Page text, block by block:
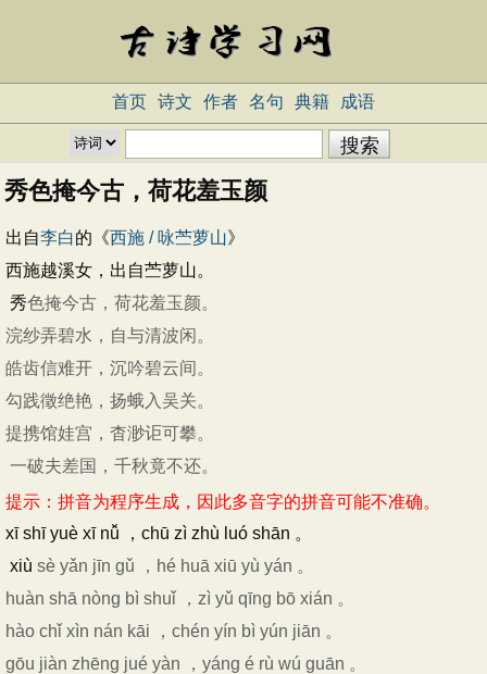
首页 诗文 作者 名句 典籍 成语
秀色掩今古，荷花羞玉颜
出自李白的《西施 / 咏苎萝山》
西施越溪女，出自苎萝山。
秀色掩今古，荷花羞玉颜。
浣纱弄碧水，自与清波闲。
皓齿信难开，沉吟碧云间。
勾践徵绝艳，扬蛾入吴关。
提携馆娃宫，杳渺讵可攀。
一破夫差国，千秋竟不还。
提示：拼音为程序生成，因此多音字的拼音可能不准确。
xī shī yuè xī nǚ ，chū zì zhù luó shān 。
xiù sè yǎn jīn gǔ ，hé huā xiū yù yán 。
huàn shā nòng bì shuǐ ，zì yǔ qīng bō xián 。
hào chǐ xìn nán kāi ，chén yín bì yún jiān 。
gōu jiàn zhēng jué yàn ，yáng é rù wú guān 。